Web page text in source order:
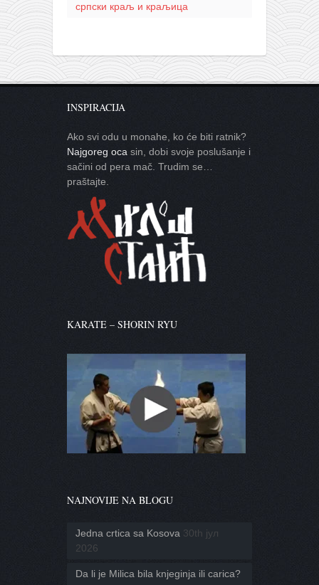
српски краљ и краљица
INSPIRACIJA
Ako svi odu u monahe, ko će biti ratnik?
Najgoreg oca sin, dobi svoje poslušanje i
sačini od pera mač. Trudim se…
praštajte.
KARATE – SHORIN RYU
NAJNOVIJE NA BLOGU
Jedna crtica sa Kosova 30th јул
2026
Da li je Milica bila knjeginja ili carica?